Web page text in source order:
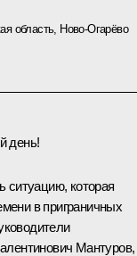
область, Ново-Огарёво
день!
ситуацию, которая
в приграничных
Мантуров,